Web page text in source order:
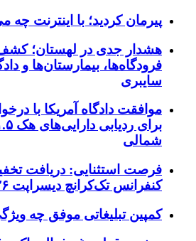
پیرمان کردید؛ با اینترنت چه
هشدار جدی در لهستان؛ کشف
فرودگاه‌ها، بیمارستان‌ها و
سایبری
موافقت دادگاه آمریکا با
شمالی
کنفرانس تک‌کرانچ دیسراپت ۲۰۲۶
کمپین تبلیغاتی موفق چه